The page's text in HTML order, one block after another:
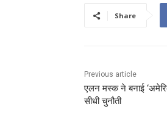
Share
Previous article
एलन मस्क ने बनाई
सीधी चुनौती